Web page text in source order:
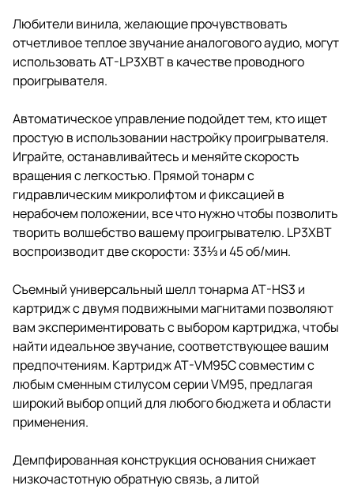
Любители винила, желающие прочувствовать
отчетливое теплое звучание аналогового аудио, могут
использовать AT-LP3XBT в качестве проводного
проигрывателя.
Автоматическое управление подойдет тем, кто ищет
простую в использовании настройку проигрывателя.
Играйте, останавливайтесь и меняйте скорость
вращения с легкостью. Прямой тонарм с
гидравлическим микролифтом и фиксацией в
нерабочем положении, все что нужно чтобы позволить
творить волшебство вашему проигрывателю. LP3XBT
воспроизводит две скорости: 33⅓ и 45 об/мин.
Съемный универсальный шелл тонарма AT-HS3 и
картридж с двумя подвижными магнитами позволяют
вам экспериментировать с выбором картриджа, чтобы
найти идеальное звучание, соответствующее вашим
предпочтениям. Картридж AT-VM95C совместим с
любым сменным стилусом серии VM95, предлагая
широкий выбор опций для любого бюджета и области
применения.
Демпфированная конструкция основания снижает
низкочастотную обратную связь, а литой